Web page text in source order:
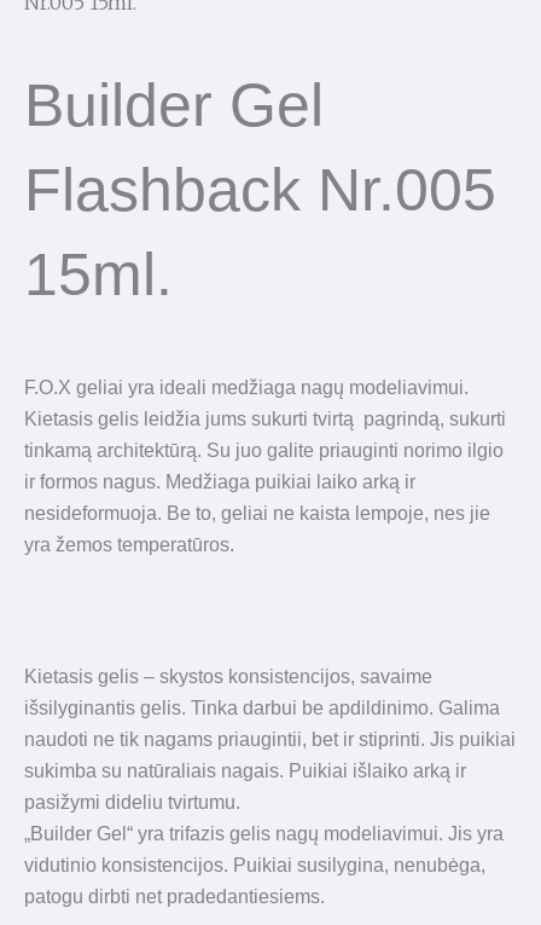
Builder Gel
Flashback Nr.005
15ml.
F.O.X geliai yra ideali medžiaga nagų modeliavimui.
Kietasis gelis leidžia jums sukurti tvirtą pagrindą, sukurti
tinkamą architektūrą. Su juo galite priauginti norimo ilgio
ir formos nagus. Medžiaga puikiai laiko arką ir
nesideformuoja. Be to, geliai ne kaista lempoje, nes jie
yra žemos temperatūros.
Kietasis gelis – skystos konsistencijos, savaime
išsilyginantis gelis. Tinka darbui be apdildinimo. Galima
naudoti ne tik nagams priaugintii, bet ir stiprinti. Jis puikiai
sukimba su natūraliais nagais. Puikiai išlaiko arką ir
pasižymi dideliu tvirtumu.
„Builder Gel“ yra trifazis gelis nagų modeliavimui. Jis yra
vidutinio konsistencijos. Puikiai susilygina, nenubėga,
patogu dirbti net pradedantiesiems.